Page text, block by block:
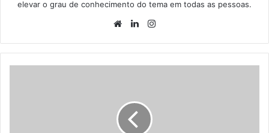
elevar o grau de conhecimento do tema em todas as pessoas.
WebsiteLinkedin